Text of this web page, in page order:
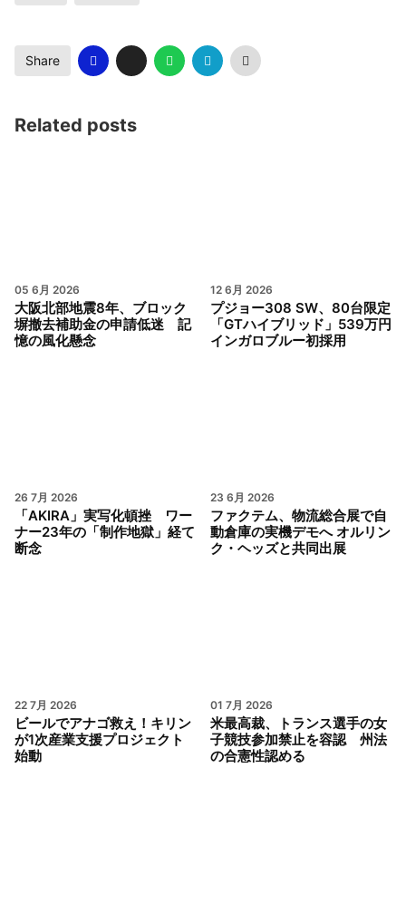
Share
Related posts
05 6月 2026
大阪北部地震8年、ブロック
塀撤去補助金の申請低迷 記
憶の風化懸念
12 6月 2026
プジョー308 SW、80台限定
「GTハイブリッド」539万円
インガロブルー初採用
26 7月 2026
「AKIRA」実写化頓挫 ワー
ナー23年の「制作地獄」経て
断念
23 6月 2026
ファクテム、物流総合展で自
動倉庫の実機デモへ オルリン
ク・ヘッズと共同出展
22 7月 2026
ビールでアナゴ救え！キリン
が1次産業支援プロジェクト
始動
01 7月 2026
米最高裁、トランス選手の女
子競技参加禁止を容認 州法
の合憲性認める